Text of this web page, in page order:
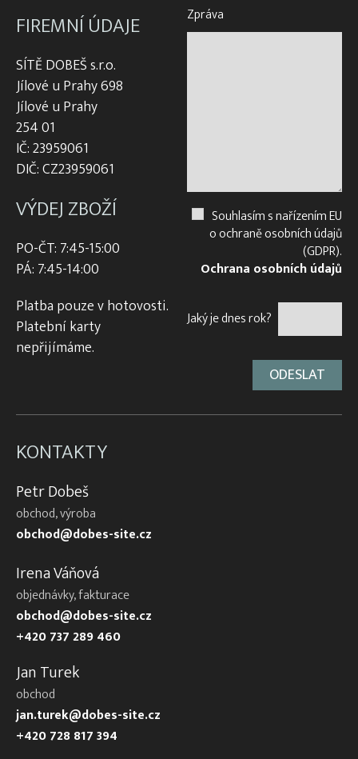
FIREMNÍ ÚDAJE
SÍTĚ DOBEŠ s.r.o.
Jílové u Prahy 698
Jílové u Prahy
254 01
IČ: 23959061
DIČ: CZ23959061
VÝDEJ ZBOŽÍ
PO-ČT: 7:45-15:00
PÁ: 7:45-14:00
Platba pouze v hotovosti.
Platební karty
nepřijímáme.
Zpráva
Souhlasím s nařízením EU
o ochraně osobních údajů
(GDPR).
Ochrana osobních údajů
Jaký je dnes rok?
KONTAKTY
Petr Dobeš
obchod, výroba
obchod@dobes-site.cz
Irena Váňová
objednávky, fakturace
obchod@dobes-site.cz
+420 737 289 460
Jan Turek
obchod
jan.turek@dobes-site.cz
+420 728 817 394